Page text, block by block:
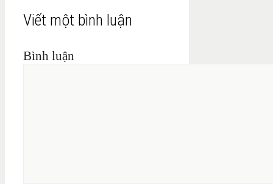
Viết một bình luận
Bình luận